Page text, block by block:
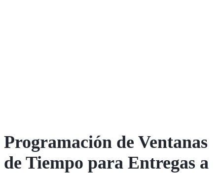
Programación de Ventanas
de Tiempo para Entregas a